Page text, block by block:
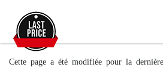
Cette page a été modifiée pour la